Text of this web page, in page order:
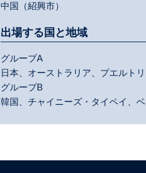
中国（紹興市）
出場する国と地域
グループA
日本、オーストラリア、プエルト
グループB
韓国、チャイニーズ・タイペイ、